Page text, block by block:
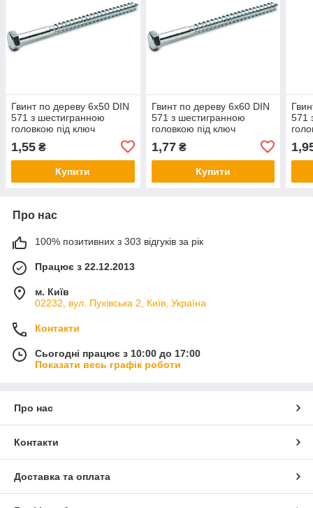
Гвинт по дереву 6х50 DIN
571 з шестигранною
головкою під ключ
1,55 ₴
Купити
Гвинт по дереву 6х60 DIN
571 з шестигранною
головкою під ключ
1,77₴
Купити
571
Про нас
100% позитивних з 303 відгуків за рік
Працює з 22.12.2013
м. Київ
02232, вул. Пухівська 2, Київ, Україна
Контакти
Сьогодні працює з 10:00 до 17:00
Показати весь графік роботи
Про нас
Контакти
Доставка та оплата